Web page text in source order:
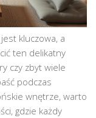
kluczowa, a
ten delikatny
czy zbyt wiele
podczas
wnętrze, warto
gdzie każdy